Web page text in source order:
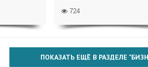
724
ПОКАЗАТЬ ЕЩЁ В РАЗДЕЛЕ